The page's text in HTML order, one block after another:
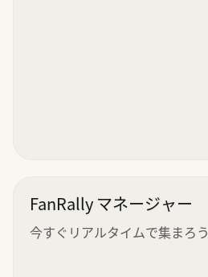
FanRally マネージャー
今すぐリアルタイムで集まろう